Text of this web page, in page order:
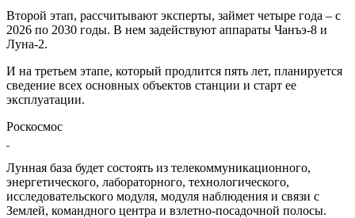
Второй этап, рассчитывают эксперты, займет четыре года – с
2026 по 2030 годы. В нем задействуют аппараты Чанъэ-8 и
Луна-2.
И на третьем этапе, который продлится пять лет, планируется
сведение всех основных объектов станции и старт ее
эксплуатации.
Роскосмос
Лунная база будет состоять из телекоммуникационного,
энергетического, лабораторного, технологического,
исследовательского модуля, модуля наблюдения и связи с
Землей, командного центра и взлетно-посадочной полосы.